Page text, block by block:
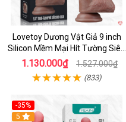
Lovetoy Dương Vật Giả 9 inch
Silicon Mềm Mại Hít Tường Siêu
Thật Giá Tốt
1.130.000₫ 1.527.000₫
(833)
-35%
5